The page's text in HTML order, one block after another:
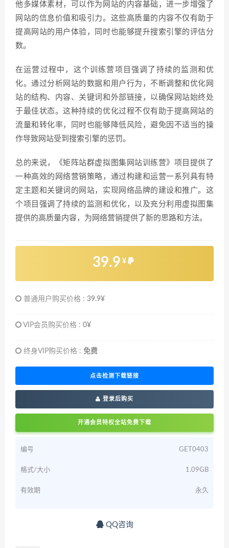
他多媒体素材，可以作为网站的内容基础，进一步增强了
网站的信息价值和吸引力。这些高质量的内容不仅有助于
提高网站的用户体验，同时也能够提升搜索引擎的评估分
数。
在运营过程中，这个训练营项目强调了持续的监测和优
化。通过分析网站的数据和用户行为，不断调整和优化网
站的结构、内容、关键词和外部链接，以确保网站始终处
于最佳状态。这种持续的优化过程不仅有助于提高网站的
流量和转化率，同时也能够降低风险，避免因不适当的操
作导致网站受到搜索引擎的惩罚。
总的来说，《矩阵站群虚拟图集网站训练营》项目提供了
一种高效的网络营销策略，通过构建和运营一系列具有特
定主题和关键词的网站，实现网络品牌的建设和推广。这
个项目强调了持续的监测和优化，以及充分利用虚拟图集
提供的高质量内容，为网络营销提供了新的思路和方法。
39.9 ¥
普通用户购买价格 : 39.9¥
VIP会员购买价格 : 0¥
终身VIP购买价格 : 免费
点击检测下载链接
登录后购买
开通会员特权全站免费下载
编号 GET0403
格式/大小 1.09GB
有效期 永久
QQ咨询